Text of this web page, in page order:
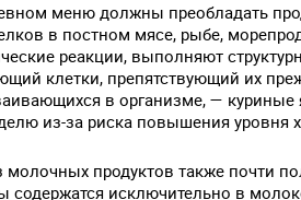
меню должны преобладать
в постном мясе, рыбе,
реакции, выполняют
клетки, препятствующий их
в организме, —
из-за риска повышения уровня
молочных продуктов также почти
содержатся исключительно в